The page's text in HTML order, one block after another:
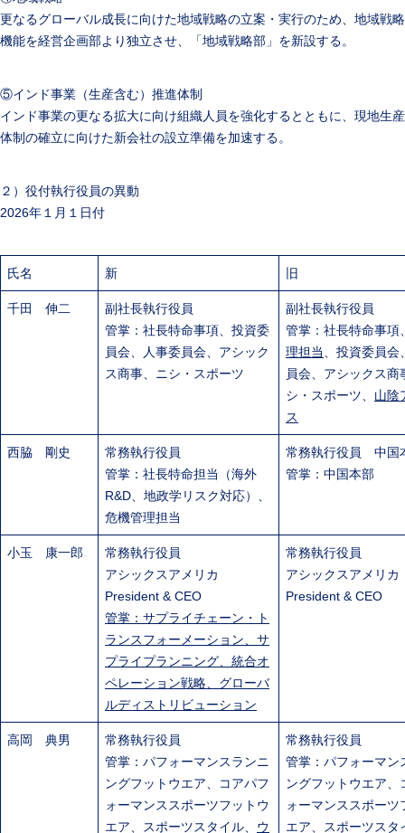
更なるグローバル成長に向けた地域戦略の立案・実行のため、地域戦略
機能を経営企画部より独立させ、「地域戦略部」を新設する。
⑤インド事業（生産含む）推進体制
インド事業の更なる拡大に向け組織人員を強化するとともに、現地生産
体制の確立に向けた新会社の設立準備を加速する。
２）役付執行役員の異動
2026年１月１日付
氏名 新 旧
千田 伸二
副社長執行役員
管掌：社長特命事項、投資委
員会、人事委員会、アシック
ス商事、ニシ・スポーツ
副社長執行役員
管掌：社長特命事項
理担当
、投資委員
員会、アシックス商
シ・スポーツ、 山陰
ス
西脇 剛史
常務執行役員
管掌：社長特命担当（海外
R&D、地政学リスク対応）、
危機管理担当
常務執行役員 中国
管掌：中国本部
小玉 康一郎
常務執行役員
アシックスアメリカ
President & CEO
管掌：サプライチェーン・ト
ランスフォーメーション、サ
プライプランニング、統合オ
ペレーション戦略、グローバ
ルディストリビューション
常務執行役員
アシックスアメリ
President & CEO
高岡 典男
常務執行役員
管掌：パフォーマンスランニ
ングフットウエア、コアパフ
ォーマンススポーツフットウ
エア、スポーツスタイル、 ウ
常務執行役員
管掌：パフォーマン
ングフットウエア、
ォーマンススポーツ
エア、スポーツスタ